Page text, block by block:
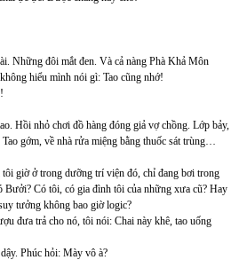
Những đôi mắt đen. Và cả nàng Phà Khả Môn
hiểu mình nói gì: Tao cũng nhớ!
Hồi nhỏ chơi đồ hàng đóng giả vợ chồng. Lớp bảy,
gớm, về nhà rửa miệng bằng thuốc sát trùng…
giờ ở trong dưỡng trí viện đó, chỉ đang bơi trong
Bưởi? Có tôi, có gia đình tôi của những xưa cũ? Hay
tưởng không bao giờ logic?
đưa trả cho nó, tôi nói: Chai này khê, tao uống
Phúc hỏi: Mày vô à?